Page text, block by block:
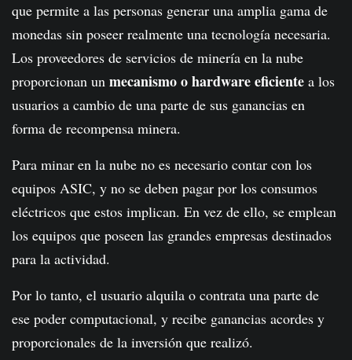
que permite a las personas generar una amplia gama de
monedas sin poseer realmente una tecnología necesaria.
Los proveedores de servicios de minería en la nube
proporcionan un mecanismo o hardware eficiente a los
usuarios a cambio de una parte de sus ganancias en
forma de recompensa minera.
Para minar en la nube no es necesario contar con los
equipos ASIC, y no se deben pagar por los consumos
eléctricos que estos implican. En vez de ello, se emplean
los equipos que poseen las grandes empresas destinados
para la actividad.
Por lo tanto, el usuario alquila o contrata una parte de
ese poder computacional, y recibe ganancias acordes y
proporcionales de la inversión que realizó.